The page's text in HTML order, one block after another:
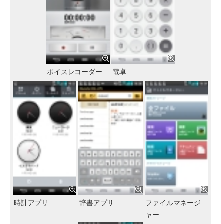
ボイスレコーダー 電卓
時計アプリ 辞書アプリ
ファイルマネージ
ャー